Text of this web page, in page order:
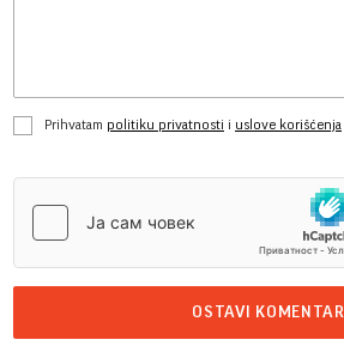
Prihvatam politiku privatnosti i uslove korišćenja
OSTAVI KOMENTAR